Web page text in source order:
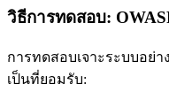
วิธีการทดสอบ:
การทดสอบเจาะระบบอย่
เป็นที่ยอมรับ: